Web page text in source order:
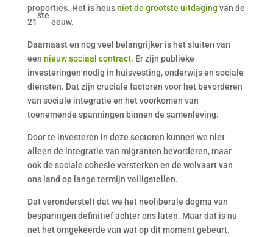
proporties. Het is heusniet de grootste uitdaging van de
21
ste
eeuw.
Daarnaast en nog veel belangrijker is het sluiten van
een nieuw sociaal contract. Er zijn publieke
investeringen nodig in huisvesting, onderwijs en sociale
diensten. Dat zijn cruciale factoren voor het bevorderen
van sociale integratie en het voorkomen van
toenemende spanningen binnen de samenleving.
Door te investeren in deze sectoren kunnen we niet
alleen de integratie van migranten bevorderen, maar
ook de sociale cohesie versterken en de welvaart van
ons land op lange termijn veiligstellen.
Dat veronderstelt dat we het neoliberale dogma van
besparingen definitief achter ons laten. Maar dat is nu
net het omgekeerde van wat op dit moment gebeurt.